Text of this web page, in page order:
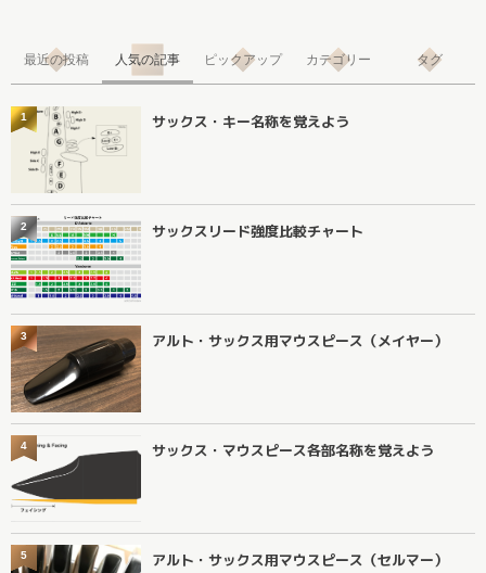
最近の投稿 人気の記事 ピックアップ カテゴリー タグ
サックス・キー名称を覚えよう
1
サックスリード強度比較チャート
2
アルト・サックス用マウスピース（メイヤー）
3
サックス・マウスピース各部名称を覚えよう
4
アルト・サックス用マウスピース（セルマー）
5